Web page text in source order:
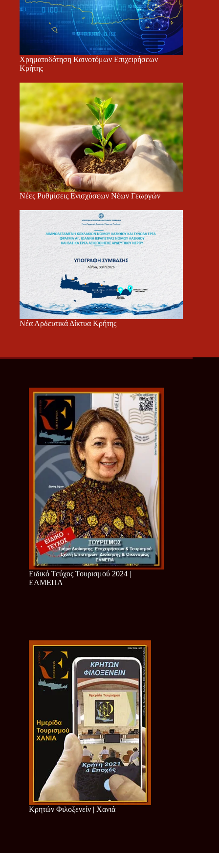
Χρηματοδότηση Καινοτόμων Επιχειρήσεων
Κρήτης
Νέες Ρυθμίσεις Ενισχύσεων Νέων Γεωργών
Νέα Αρδευτικά Δίκτυα Κρήτης
Ειδικό Τεύχος Τουρισμού 2024 |
ΕΛΜΕΠΑ
Κρητών Φιλοξενείν | Χανιά